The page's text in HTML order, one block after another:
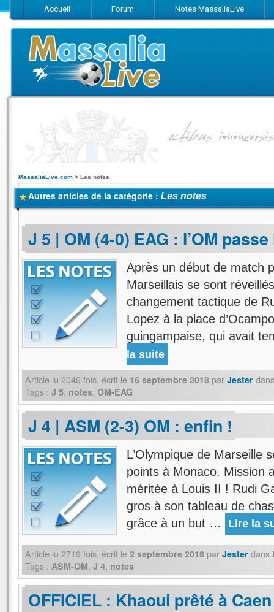
Accueil Forum Notes MassaliaLive
Suivez-nous sur Facebook
Suivez-nous sur Twitter
Abonnez-
MassaliaLive.com > Les notes
Autres articles de la catégorie : Les notes
J 5 | OM (4-0) EAG : l’OM
Après un début de match
Marseillais se sont
changement tactique de
Lopez à la place
guingampaise, qui avait
la suite
Article lu 2049 fois, écrit le 16 septembre 2018 par Jester dans
Tags : J 5, notes, OM-EAG
J 4 | ASM (2-3) OM : enfin !
L’Olympique de Marseille
points à Monaco. Mission
méritée à Louis II ! Rudi
gros à son tableau de
grâce à un but …
Lire la
Article lu 2719 fois, écrit le 2 septembre 2018 par Jester dans
Tags : ASM-OM, J 4, notes
OFFICIEL : Khaoui prêté à Caen